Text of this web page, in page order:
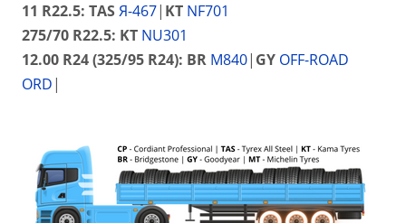
11 R22.5: TASЯ-467| KT NF701
275/70 R22.5: KT NU301
12.00 R24 (325/95 R24): BR M840| GY OFF-ROAD
ORD|